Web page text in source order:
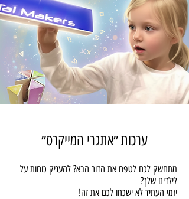
ערכות ״אתגרי המייקרס״
מתחשק לכם לטפח את הדור הבא? להעניק כוחות על
לילדים שלך?
יזמי העתיד לא ישכחו לכם את זה!